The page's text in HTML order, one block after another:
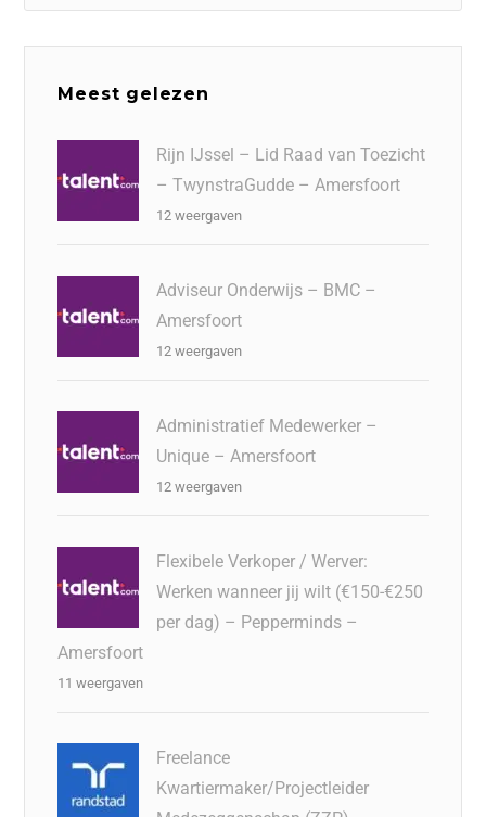
Meest gelezen
Rijn IJssel – Lid Raad van Toezicht
– TwynstraGudde – Amersfoort
12 weergaven
Adviseur Onderwijs – BMC –
Amersfoort
12 weergaven
Administratief Medewerker –
Unique – Amersfoort
12 weergaven
Flexibele Verkoper / Werver:
Werken wanneer jij wilt (€150-€250
per dag) – Pepperminds –
Amersfoort
11 weergaven
Freelance
Kwartiermaker/Projectleider